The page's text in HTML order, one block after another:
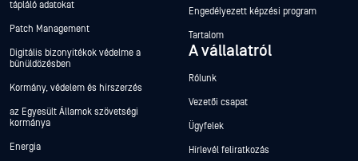
tápláló adatokat
Patch Management
Digitális bizonyítékok védelme a
bűnüldözésben
Kormány, védelem és hírszerzés
az Egyesült Államok szövetségi
kormánya
Energia
Engedélyezett képzési program
Tartalom
A vállalatról
Rólunk
Vezetői csapat
Ügyfelek
Hírlevél feliratkozás